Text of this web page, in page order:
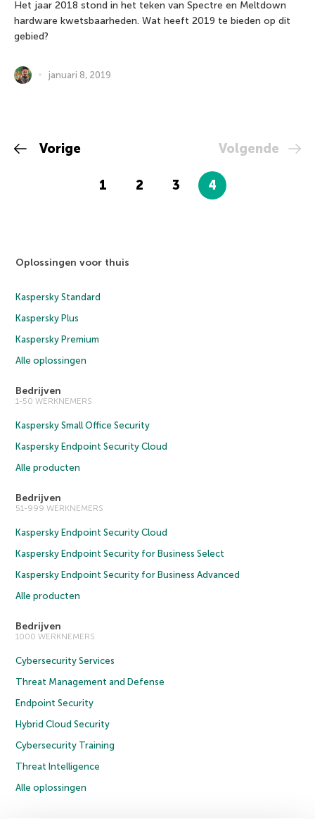
Het jaar 2018 stond in het teken van Spectre en Meltdown
hardware kwetsbaarheden. Wat heeft 2019 te bieden op dit
gebied?
januari 8, 2019
Vorige
1 2 3 4
Volgende
Oplossingen voor thuis
Kaspersky Standard
Kaspersky Plus
Kaspersky Premium
Alle oplossingen
Bedrijven
1-50 WERKNEMERS
Kaspersky Small Office Security
Kaspersky Endpoint Security Cloud
Alle producten
Bedrijven
51-999 WERKNEMERS
Kaspersky Endpoint Security Cloud
Kaspersky Endpoint Security for Business Select
Kaspersky Endpoint Security for Business Advanced
Alle producten
Bedrijven
1000 WERKNEMERS
Cybersecurity Services
Threat Management and Defense
Endpoint Security
Hybrid Cloud Security
Cybersecurity Training
Threat Intelligence
Alle oplossingen